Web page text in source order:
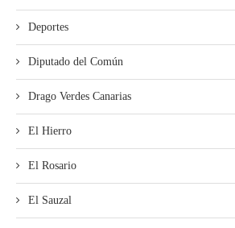
Deportes
Diputado del Común
Drago Verdes Canarias
El Hierro
El Rosario
El Sauzal